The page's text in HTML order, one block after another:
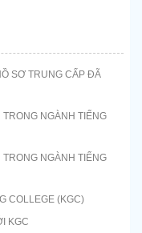
SƠ TRUNG CẤP ĐÃ
NGÀNH TIẾNG
NGÀNH TIẾNG
COLLEGE (KGC)
KGC